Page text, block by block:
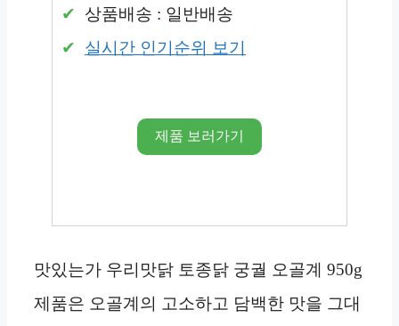
상품배송 : 일반배송
실시간 인기순위 보기
제품 보러가기
맛있는가 우리맛닭 토종닭 궁궐 오골계 950g
제품은 오골계의 고소하고 담백한 맛을 그대